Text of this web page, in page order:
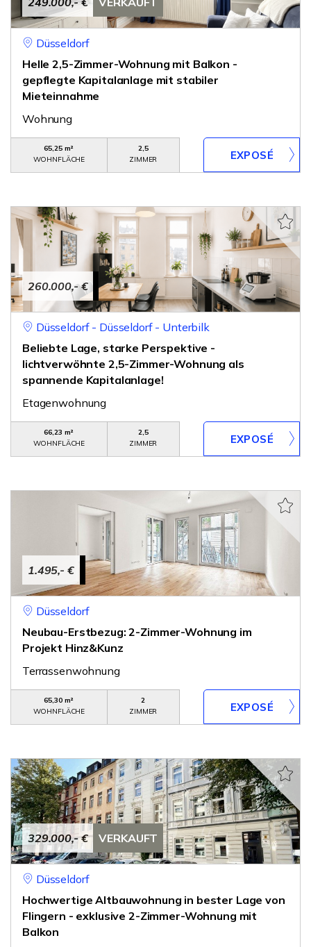
Düsseldorf
Helle 2,5-Zimmer-Wohnung mit Balkon -
gepflegte Kapitalanlage mit stabiler
Mieteinnahme
Wohnung
65,25 m²
WOHNFLÄCHE
2,5
ZIMMER
260.000,- €
Düsseldorf - Düsseldorf - Unterbilk
Beliebte Lage, starke Perspektive -
lichtverwöhnte 2,5-Zimmer-Wohnung als
spannende Kapitalanlage!
Etagenwohnung
66,23 m²
WOHNFLÄCHE
2,5
ZIMMER
1.495,- €
Düsseldorf
Neubau-Erstbezug: 2-Zimmer-Wohnung im
Projekt Hinz&Kunz
Terrassenwohnung
65,30 m²
WOHNFLÄCHE
2
ZIMMER
329.000,- € VERKAUFT
Düsseldorf
Hochwertige Altbauwohnung in bester Lage von
Flingern - exklusive 2-Zimmer-Wohnung mit
Balkon